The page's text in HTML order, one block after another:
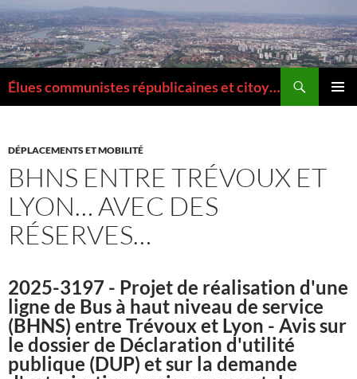
Aller
au
contenu
Élues communistes républicaines et citoyennes de la Métropole de Lyon
DÉPLACEMENTS ET MOBILITÉ
BHNS ENTRE TRÉVOUX ET
LYON… AVEC DES
RÉSERVES…
2025-3197 - Projet de réalisation d'une
ligne de Bus à haut niveau de service
(BHNS) entre Trévoux et Lyon - Avis sur
le dossier de Déclaration d'utilité
publique (DUP) et sur la demande